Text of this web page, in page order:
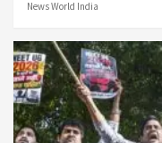
News World India